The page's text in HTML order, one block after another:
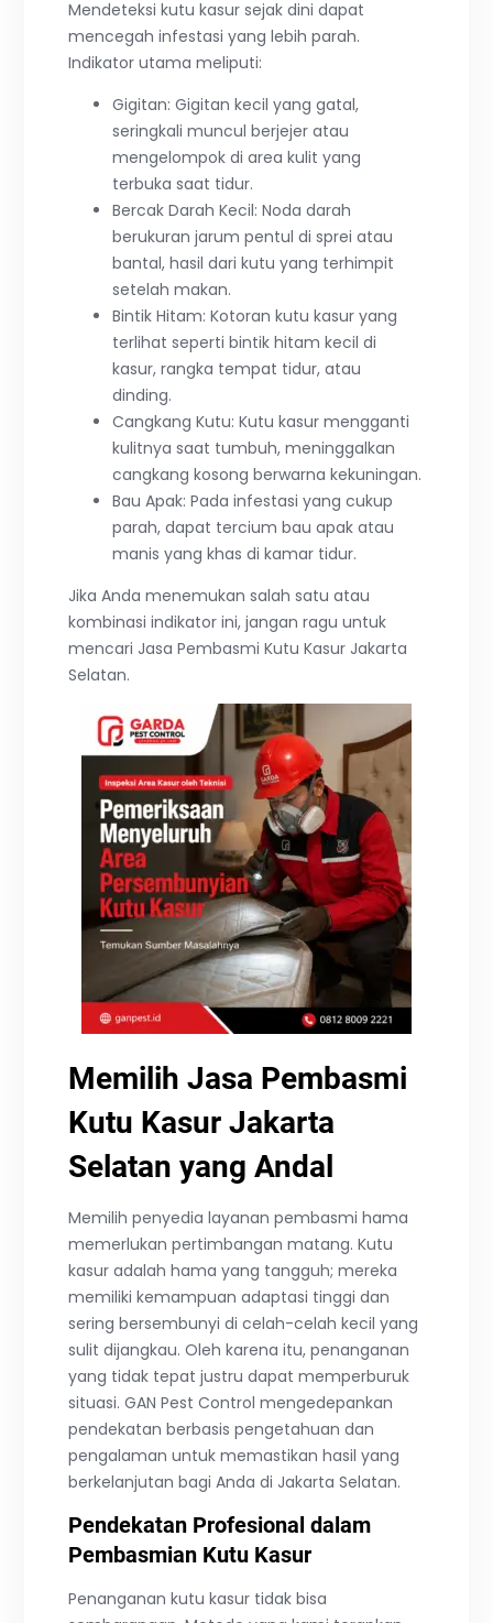
Mendeteksi kutu kasur sejak dini dapat
mencegah infestasi yang lebih parah.
Indikator utama meliputi:
Gigitan: Gigitan kecil yang gatal,
seringkali muncul berjejer atau
mengelompok di area kulit yang
terbuka saat tidur.
Bercak Darah Kecil: Noda darah
berukuran jarum pentul di sprei atau
bantal, hasil dari kutu yang terhimpit
setelah makan.
Bintik Hitam: Kotoran kutu kasur yang
terlihat seperti bintik hitam kecil di
kasur, rangka tempat tidur, atau
dinding.
Cangkang Kutu: Kutu kasur mengganti
kulitnya saat tumbuh, meninggalkan
cangkang kosong berwarna kekuningan.
Bau Apak: Pada infestasi yang cukup
parah, dapat tercium bau apak atau
manis yang khas di kamar tidur.
Jika Anda menemukan salah satu atau
kombinasi indikator ini, jangan ragu untuk
mencari Jasa Pembasmi Kutu Kasur Jakarta
Selatan.
Memilih Jasa Pembasmi
Kutu Kasur Jakarta
Selatan yang Andal
Memilih penyedia layanan pembasmi hama
memerlukan pertimbangan matang. Kutu
kasur adalah hama yang tangguh; mereka
memiliki kemampuan adaptasi tinggi dan
sering bersembunyi di celah-celah kecil yang
sulit dijangkau. Oleh karena itu, penanganan
yang tidak tepat justru dapat memperburuk
situasi. GAN Pest Control mengedepankan
pendekatan berbasis pengetahuan dan
pengalaman untuk memastikan hasil yang
berkelanjutan bagi Anda di Jakarta Selatan.
Pendekatan Profesional dalam
Pembasmian Kutu Kasur
Penanganan kutu kasur tidak bisa